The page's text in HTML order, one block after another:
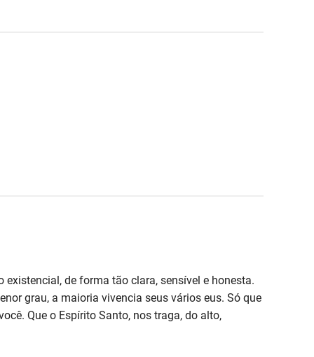
de forma tão clara, sensível e honesta.
grau, a maioria vivencia seus vários eus. Só que
Que o Espírito Santo, nos traga, do alto,